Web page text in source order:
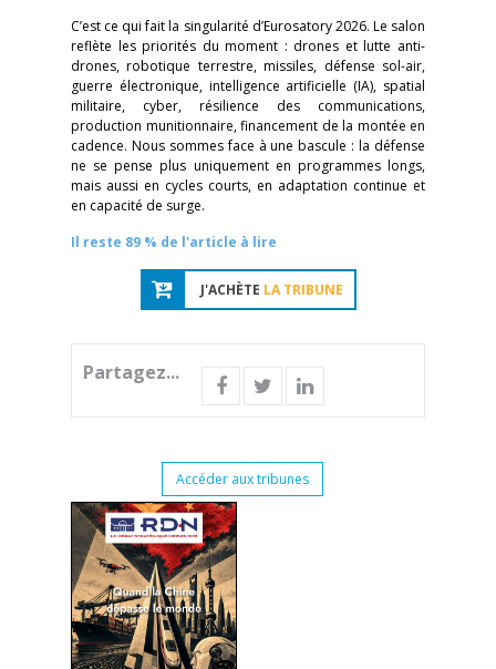
C’est ce qui fait la singularité d’Eurosatory 2026. Le salon
reflète les priorités du moment : drones et lutte anti-
drones, robotique terrestre, missiles, défense sol-air,
guerre électronique, intelligence artificielle (IA), spatial
militaire, cyber, résilience des communications,
production munitionnaire, financement de la montée en
cadence. Nous sommes face à une bascule : la défense
ne se pense plus uniquement en programmes longs,
mais aussi en cycles courts, en adaptation continue et
en capacité de surge.
Il reste 89 % de l'article à lire
J'ACHÈTE LA TRIBUNE
Partagez...
Accéder aux tribunes